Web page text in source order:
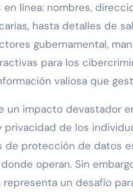
línea: nombres,
hasta detalles de
gubernamental,
para los
valiosa que
impacto devastador
privacidad de los
de protección de datos
operan. Sin
un desafío